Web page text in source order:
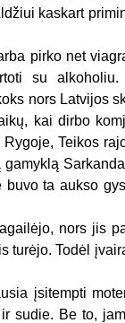
kaskart
pirko net
su
nors Latvijos
kai dirbo
Teikos
ta aukso
nors jis
turėjo. Todėl
įsitempti
sudie. Be to,